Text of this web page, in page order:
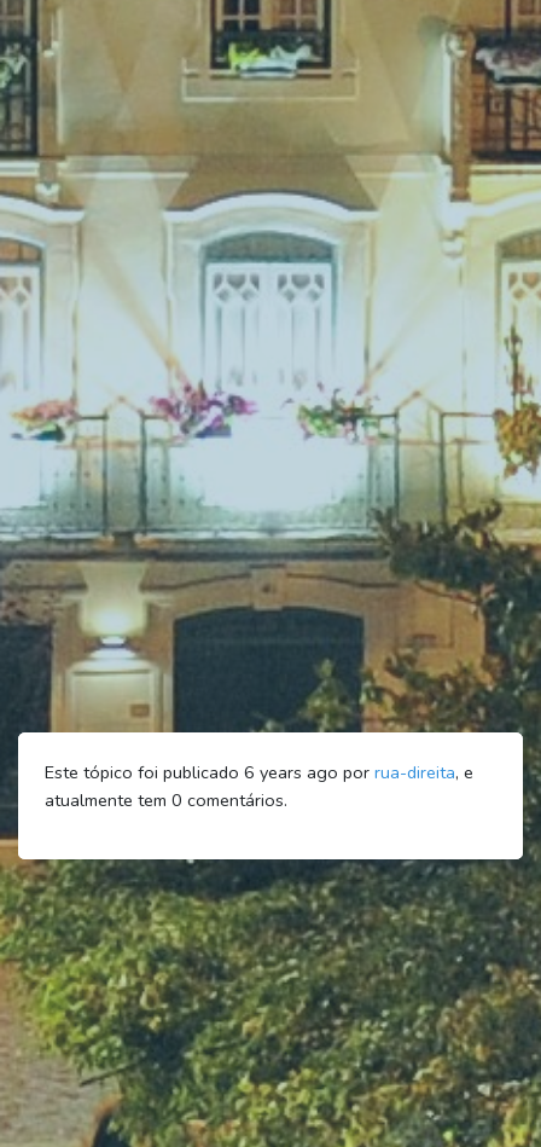
Este tópico foi publicado 6 years ago por rua-direita, e
atualmente tem 0 comentários.